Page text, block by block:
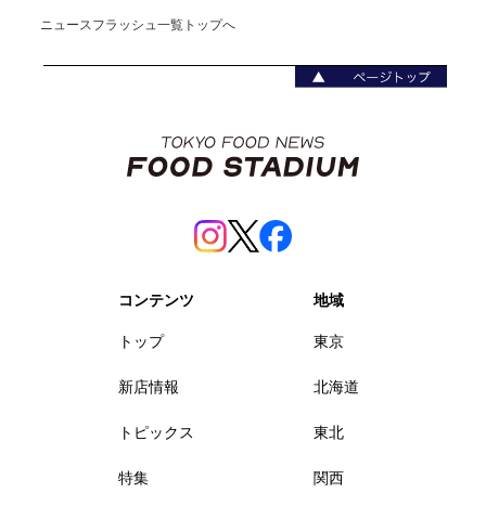
ニュースフラッシュ一覧トップへ
コンテンツ
トップ
新店情報
トピックス
特集
地域
東京
北海道
東北
関西